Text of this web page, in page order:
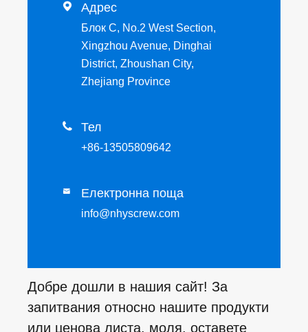
 Адрес
Блок C, No.2 West Section,
Xingzhou Avenue, Dinghai
District, Zhoushan City,
Zhejiang Province
 Тел
+86-13505809642
 Електронна поща
info@nhyscrew.com
Добре дошли в нашия сайт! За
запитвания относно нашите продукти
или ценова листа, моля, оставете